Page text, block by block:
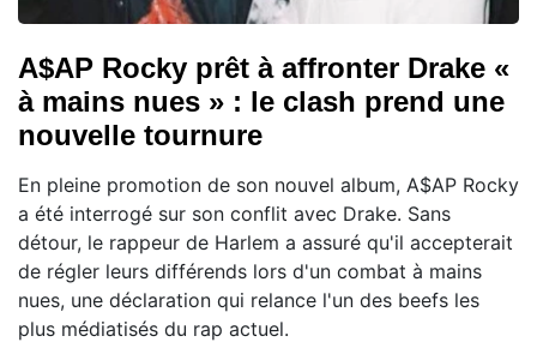
A$AP Rocky prêt à affronter Drake «
à mains nues » : le clash prend une
nouvelle tournure
En pleine promotion de son nouvel album, A$AP Rocky
a été interrogé sur son conflit avec Drake. Sans
détour, le rappeur de Harlem a assuré qu'il accepterait
de régler leurs différends lors d'un combat à mains
nues, une déclaration qui relance l'un des beefs les
plus médiatisés du rap actuel.